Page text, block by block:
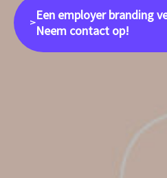
Een employer branding
Neem contact op!